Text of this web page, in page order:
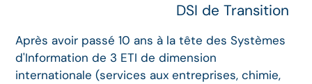
DSI de Transition
Après avoir passé 10 ans à la tête des Systèmes
d'Information de 3 ETI de dimension
internationale (services aux entreprises, chimie,